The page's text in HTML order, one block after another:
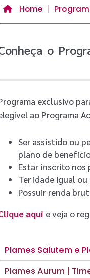
Home
o
exclusivo
ao Programa
Ser assistido ou
plano de
Estar inscrito nos
Ter idade igual
Possuir renda
aqui e veja o
Plames Salutem e
Plames Aurum |